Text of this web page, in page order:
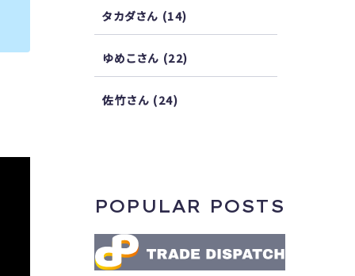
タカダさん (14)
ゆめこさん (22)
佐竹さん (24)
POPULAR POSTS